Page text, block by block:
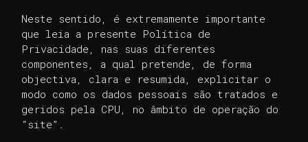
Neste sentido, é extremamente importante
que leia a presente Política de
Privacidade, nas suas diferentes
componentes, a qual pretende, de forma
objectiva, clara e resumida, explicitar o
modo como os dados pessoais são tratados e
geridos pela CPU, no âmbito de operação do
“site”.